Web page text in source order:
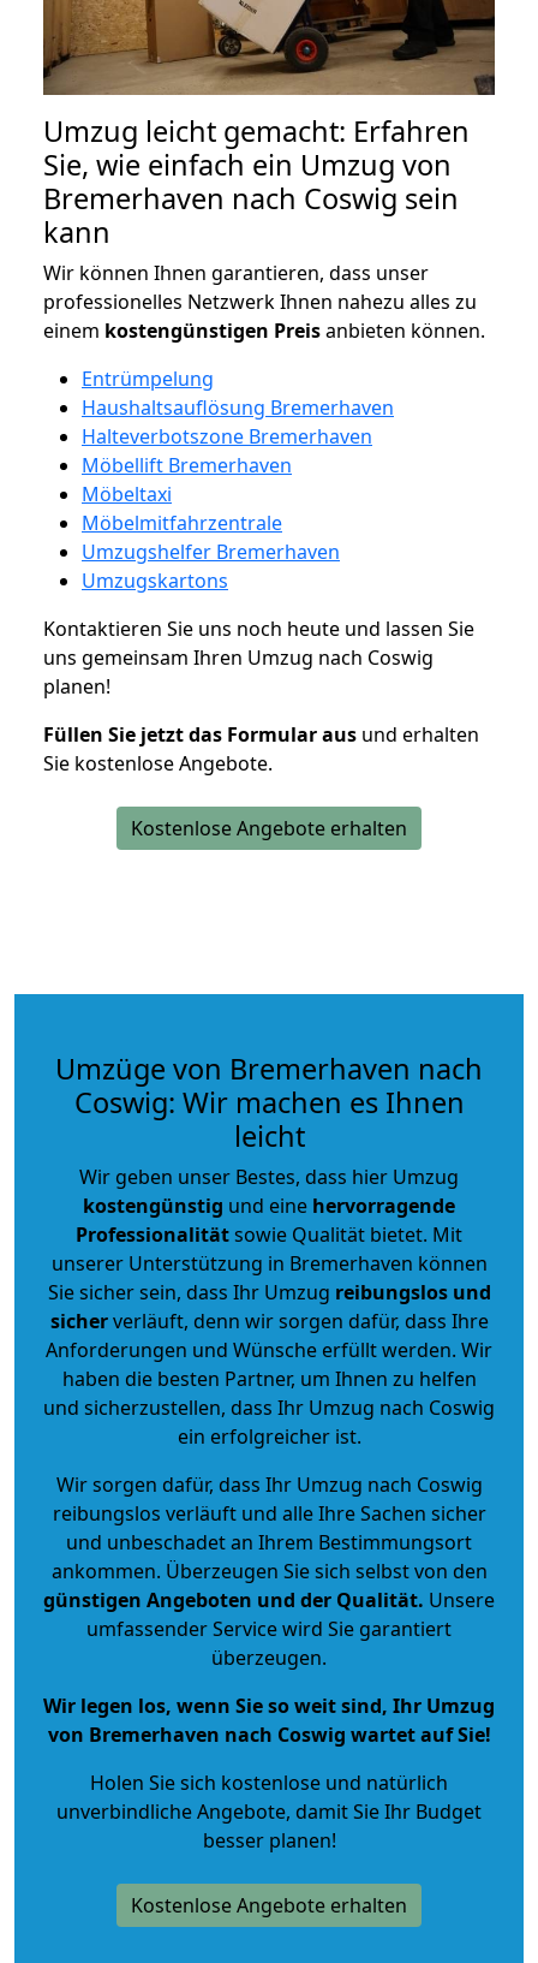
Umzug leicht gemacht: Erfahren
Sie, wie einfach ein Umzug von
Bremerhaven nach Coswig sein
kann
Wir können Ihnen garantieren, dass unser
professionelles Netzwerk Ihnen nahezu alles zu
einem kostengünstigen Preisanbieten können.
Entrümpelung
Haushaltsauflösung Bremerhaven
Halteverbotszone Bremerhaven
Möbellift Bremerhaven
Möbeltaxi
Möbelmitfahrzentrale
Umzugshelfer Bremerhaven
Umzugskartons
Kontaktieren Sie uns noch heute und lassen Sie
uns gemeinsam Ihren Umzug nach Coswig
planen!
Füllen Sie jetzt das Formular aus und erhalten
Sie kostenlose Angebote.
Kostenlose Angebote erhalten
Umzüge von Bremerhaven nach
Coswig: Wir machen es Ihnen
leicht
Wir geben unser Bestes, dass hier Umzug
kostengünstig und eine hervorragende
Professionalitätsowie Qualität bietet. Mit
unserer Unterstützung in Bremerhaven können
Sie sicher sein, dass Ihr Umzug reibungslos und
sicherverläuft, denn wir sorgen dafür, dass Ihre
Anforderungen und Wünsche erfüllt werden. Wir
haben die besten Partner, um Ihnen zu helfen
und sicherzustellen, dass Ihr Umzug nach Coswig
ein erfolgreicher ist.
Wir sorgen dafür, dass Ihr Umzug nach Coswig
reibungslos verläuft und alle Ihre Sachen sicher
und unbeschadet an Ihrem Bestimmungsort
ankommen. Überzeugen Sie sich selbst von den
günstigen Angeboten und der Qualität. Unsere
umfassender Service wird Sie garantiert
überzeugen.
Wir legen los, wenn Sie so weit sind, Ihr Umzug
von Bremerhaven nach Coswig wartet auf Sie!
Holen Sie sich kostenlose und natürlich
unverbindliche Angebote, damit Sie Ihr Budget
besser planen!
Kostenlose Angebote erhalten